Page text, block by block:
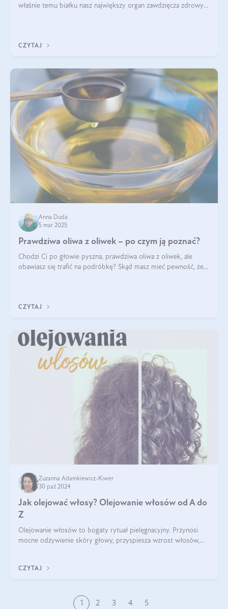
właśnie temu białku nasz największy organ zawdzięcza zdrowy
CZYTAJ
Anna Duda
5 mar 2025
Prawdziwa oliwa z oliwek – po czym ją poznać?
Chodzi Ci po głowie pyszna, prawdziwa oliwa z oliwek, ale
obawiasz się trafić na podróbkę? Skąd masz mieć pewność, że
CZYTAJ
Zuzanna Adamkiewicz-Kiwer
30 paź 2024
Jak olejować włosy? Olejowanie włosów od A do
Z
Olejowanie włosów to bogaty rytuał pielęgnacyjny. Przynosi
mocne odżywienie skóry głowy, przyspiesza wzrost włosów,
CZYTAJ
1 2 3 4 5